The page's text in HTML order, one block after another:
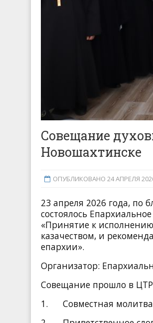
Совещание
Новошахтинске
ОПУБЛИКОВАНО 24 АПРЕЛЯ
23 апреля 2026 года, по
состоялось
«Принятие к
казачеством, и
епархии».
Организатор:
Совещание прошло в
1. Совместная молитва.